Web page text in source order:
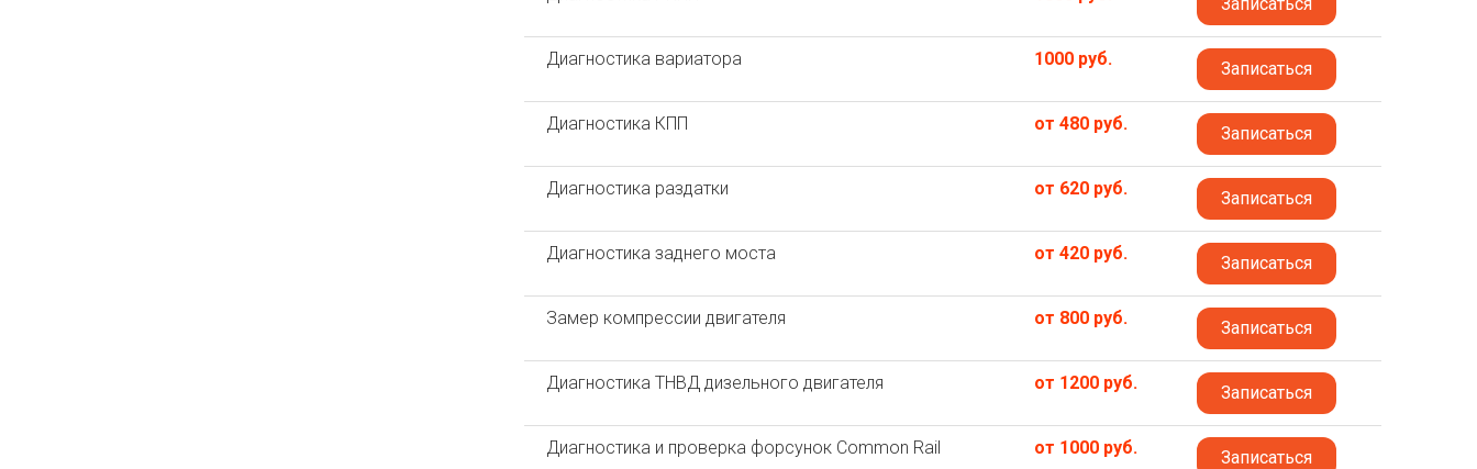
Диагностика вариатора 1000 руб. Записаться
Диагностика КПП от 480 руб. Записаться
Диагностика раздатки от 620 руб. Записаться
Диагностика заднего моста от 420 руб. Записаться
Замер компрессии двигателя от 800 руб. Записаться
Диагностика ТНВД дизельного двигателя от 1200 руб. Записаться
Диагностика и проверка форсунок Common Rail от 1000 руб. Записаться